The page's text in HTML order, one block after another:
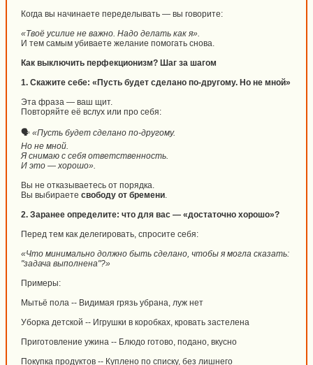
Когда вы начинаете переделывать — вы говорите:
«Твоё усилие не важно. Надо делать как я».
И тем самым убиваете желание помогать снова.
Как выключить перфекционизм? Шаг за шагом
1. Скажите себе: «Пусть будет сделано по-другому. Но не мной»
Эта фраза — ваш щит.
Повторяйте её вслух или про себя:
🗣️ «Пусть будет сделано по-другому.
Но не мной.
Я снимаю с себя ответственность.
И это — хорошо».
Вы не отказываетесь от порядка.
Вы выбираете свободу от бремени
2. Заранее определите: что для вас — «достаточно хорошо»?
Перед тем как делегировать, спросите себя:
«Что минимально должно быть сделано, чтобы я могла сказать:
"задача выполнена"?»
Примеры:
Мытьё пола -- Видимая грязь убрана, луж нет
Уборка детской -- Игрушки в коробках, кровать застелена
Приготовление ужина -- Блюдо готово, подано, вкусно
Покупка продуктов -- Куплено по списку, без лишнего